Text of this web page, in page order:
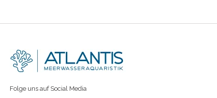
Folge uns auf Social Media